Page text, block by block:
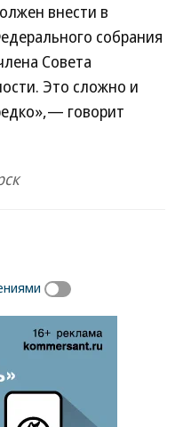
внести в
собрания
Совета
Это сложно и
говорит